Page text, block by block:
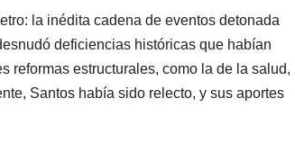
la inédita cadena de eventos detonada
deficiencias históricas que habían
reformas estructurales, como la de la salud,
Santos había sido relecto, y sus aportes